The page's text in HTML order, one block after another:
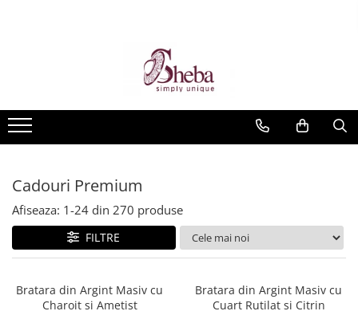
Cadouri Premium
Afiseaza: 1-24 din 270 produse
FILTRE
Bratara din Argint Masiv cu
Charoit si Ametist
Bratara din Argint Masiv cu
Cuart Rutilat si Citrin